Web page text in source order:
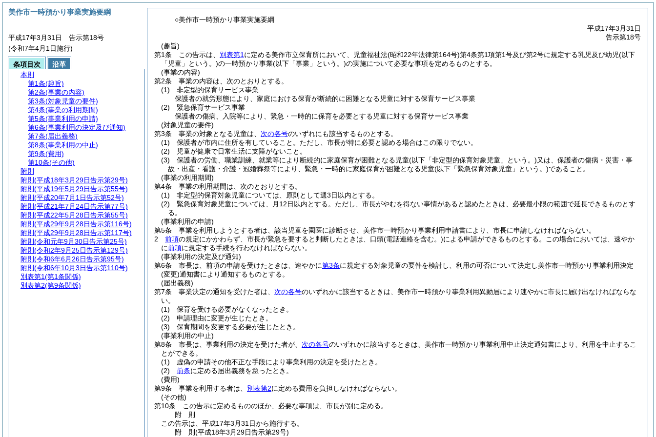
○美作市一時預かり事業実施要綱
平成17年3月31日
告示第18号
(趣旨)
第1条
この告示は、 別表第1 に定める美作市立保育所において、児童福祉法(昭和22年法律第164号)第4条第1項第1号及び第2号に規定する乳児及び幼児(以下
「児童」という。)の一時預かり事業(以下「事業」という。)の実施について必要な事項を定めるものとする。
(事業の内容)
第2条
事業の内容は、次のとおりとする。
(1)
非定型的保育サービス事業
保護者の就労形態により、家庭における保育が断続的に困難となる児童に対する保育サービス事業
(2)
緊急保育サービス事業
保護者の傷病、入院等により、緊急・一時的に保育を必要とする児童に対する保育サービス事業
(対象児童の要件)
第3条
事業の対象となる児童は、 次の各号のいずれにも該当するものとする。
(1)
保護者が市内に住所を有していること。 ただし、市長が特に必要と認める場合はこの限りでない。
(2)
児童が健康で日常生活に支障がないこと。
(3)
保護者の労働、職業訓練、就業等により断続的に家庭保育が困難となる児童(以下「非定型的保育対象児童」という。)又は、保護者の傷病・災害・事
故・出産・看護・介護・冠婚葬祭等により、緊急・一時的に家庭保育が困難となる児童(以下「緊急保育対象児童」という。)であること。
(事業の利用期間)
第4条
事業の利用期間は、次のとおりとする。
(1)
非定型的保育対象児童については、原則として週3日以内とする。
(2)
緊急保育対象児童については、月12日以内とする。 ただし、市長がやむを得ない事情があると認めたときは、必要最小限の範囲で延長できるものとす
る。
(事業利用の申請)
第5条
事業を利用しようとする者は、該当児童を園医に診断させ、美作市一時預かり事業利用申請書により、市長に申請しなければならない。
2
前項の規定にかかわらず、市長が緊急を要すると判断したときは、口頭(電話連絡を含む。)による申請ができるものとする。
この場合においては、速やか
に前項に規定する手続を行わなければならない。
(事業利用の決定及び通知)
第6条
市長は、前項の申請を受けたときは、速やかに第3条に規定する対象児童の要件を検討し、利用の可否について決定し美作市一時預かり事業利用決定
(変更)通知書により通知するものとする。
(届出義務)
第7条
事業決定の通知を受けた者は、 次の各号のいずれかに該当するときは、美作市一時預かり事業利用異動届により速やかに市長に届け出なければならな
い。
(1)
保育を受ける必要がなくなったとき。
(2)
申請理由に変更が生じたとき。
(3)
保育期間を変更する必要が生じたとき。
(事業利用の中止)
第8条
市長は、事業利用の決定を受けた者が、 次の各号のいずれかに該当するときは、美作市一時預かり事業利用中止決定通知書により、利用を中止するこ
とができる。
(1)
虚偽の申請その他不正な手段により事業利用の決定を受けたとき。
(2)
前条に定める届出義務を怠ったとき。
(費用)
第9条
事業を利用する者は、 別表第2に定める費用を負担しなければならない。
(その他)
第10条
この告示に定めるもののほか、必要な事項は、市長が別に定める。
附 則
この告示は、平成17年3月31日から施行する。
附 則(平成18年3月29日告示第29号)
美作市一時預かり事業実施要綱
平成17年3月31日 告示第18号
(令和7年4月1日施行)
条項目次
沿革
本則
第1条(趣旨)
第2条(事業の内容)
第3条(対象児童の要件)
第4条(事業の利用期間)
第5条(事業利用の申請)
第6条(事業利用の決定及び通知)
第7条(届出義務)
第8条(事業利用の中止)
第9条(費用)
第10条(その他)
附則
附則 (平成18年3月29日告示第29号)
附則 (平成19年5月29日告示第55号)
附則 (平成20年7月1日告示第52号)
附則 (平成21年7月24日告示第77号)
附則 (平成22年5月28日告示第55号)
附則 (平成29年9月28日告示第116号)
附則 (平成29年9月28日告示第117号)
附則 (令和元年9月30日告示第25号)
附則 (令和2年9月25日告示第129号)
附則 (令和6年6月26日告示第95号)
附則 (令和6年10月3日告示第110号)
別表第1(第1条関係)
別表第2(第9条関係)